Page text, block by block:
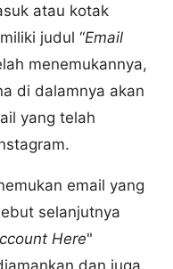
atau kotak
judul “Email
menemukannya,
di dalamnya akan
yang telah
email yang
selanjutnya
Here"
dan juga